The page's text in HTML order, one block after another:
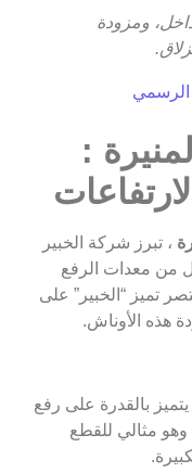
ومزودة
الرسمي
:
، تبرز شركة الخبير
من معدات الرفع
تميز “الخبير” على
هذه الأوناش.
يتميز بالقدرة على رفع
وهو مثالي للقطع